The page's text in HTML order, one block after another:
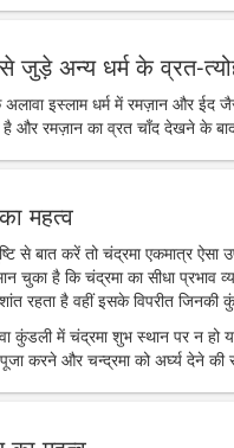
जुड़े अन्य धर्म के व्रत-
अलावा इस्लाम धर्म में रमज़ान और ईद
है और रमज़ान का व्रत चाँद देखने के
महत्व
से बात करें तो चंद्रमा एकमात्र
मान चुका है कि चंद्रमा का सीधा
रहता है वहीं इसके विपरीत जिनकी
कुंडली में चंद्रमा शुभ स्थान पर न हो
करने और चन्द्रमा को अर्घ्य देने की